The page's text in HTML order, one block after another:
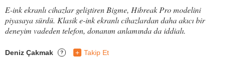
E-ink ekranlı cihazlar geliştiren Bigme, Hibreak Pro modelini
piyasaya sürdü. Klasik e-ink ekranlı cihazlardan daha akıcı bir
deneyim vadeden telefon, donanım anlamında da iddialı.
Deniz Çakmak ? + Takip Et